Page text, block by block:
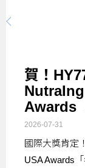
賀！
Awards
2026-07-31
國際大獎肯定
USA Awards